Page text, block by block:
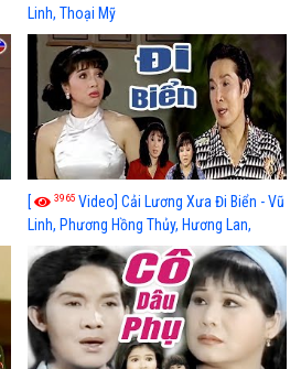
Linh, Thoại Mỹ
[ 3965 Video] Cải Lương Xưa Đi Biển - Vũ
Linh, Phương Hồng Thủy, Hương Lan,
Thanh Hằng